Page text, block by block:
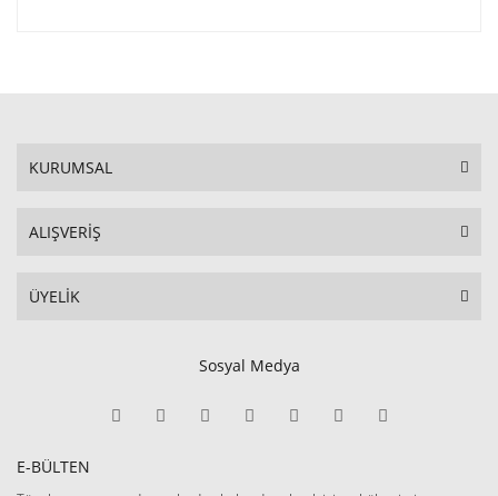
KURUMSAL
ALIŞVERİŞ
ÜYELİK
Sosyal Medya
E-BÜLTEN